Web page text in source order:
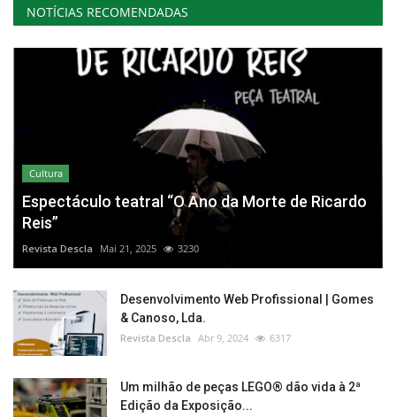
NOTÍCIAS RECOMENDADAS
Cultura
Espectáculo teatral “O Ano da Morte de Ricardo
Reis”
Revista Descla Mai 21, 2025 3230
Desenvolvimento Web Profissional | Gomes
& Canoso, Lda.
Revista Descla Abr 9, 2024 6317
Um milhão de peças LEGO® dão vida à 2ª
Edição da Exposição...